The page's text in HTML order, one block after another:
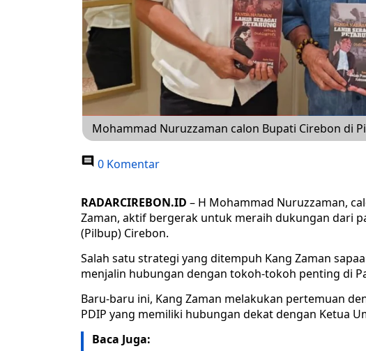
Mohammad Nuruzzaman calon Bupati Cirebon di
0 Komentar
RADARCIREBON.ID – H Mohammad Nuruzzaman,
Zaman, aktif bergerak untuk meraih dukungan dari
(Pilbup) Cirebon.
Salah satu strategi yang ditempuh Kang Zaman
menjalin hubungan dengan tokoh-tokoh penting di
Baru-baru ini, Kang Zaman melakukan pertemuan
PDIP yang memiliki hubungan dekat dengan Ketua
Baca Juga: